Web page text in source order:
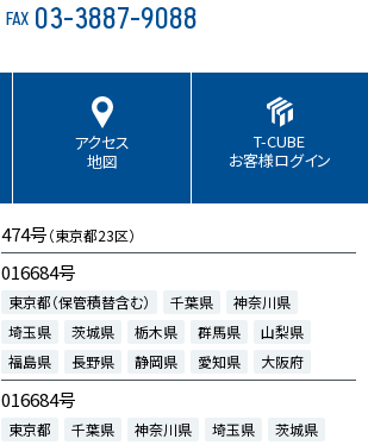
FAX 03-3887-9088
アクセス
地図
T-CUBE
お客様ログイン
474号（東京都23区）
016684号
東京都（保管積替含む） 千葉県
神奈川県
埼玉県
茨城県 栃木県 群馬県
山梨県
福島県
長野県 静岡県 愛知県
大阪府
016684号
東京都 千葉県 神奈川県 埼玉県
茨城県